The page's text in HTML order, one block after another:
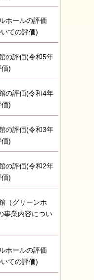
ホールの評価
ての評価)
の評価(令和5年
)
の評価(令和4年
)
の評価(令和3年
)
の評価(令和2年
)
（グリーンホ
事業内容につい
ホールの評価
ての評価)